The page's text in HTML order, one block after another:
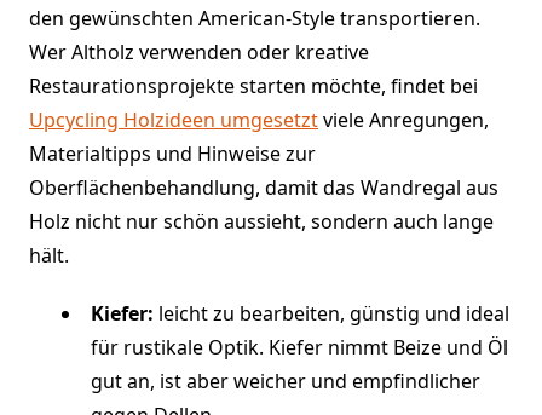
den gewünschten American-Style transportieren.
Wer Altholz verwenden oder kreative
Restaurationsprojekte starten möchte, findet bei
Upcycling Holzideen umgesetztviele Anregungen,
Materialtipps und Hinweise zur
Oberflächenbehandlung, damit das Wandregal aus
Holz nicht nur schön aussieht, sondern auch lange
hält.
Kiefer: leicht zu bearbeiten, günstig und ideal
für rustikale Optik. Kiefer nimmt Beize und Öl
gut an, ist aber weicher und empfindlicher